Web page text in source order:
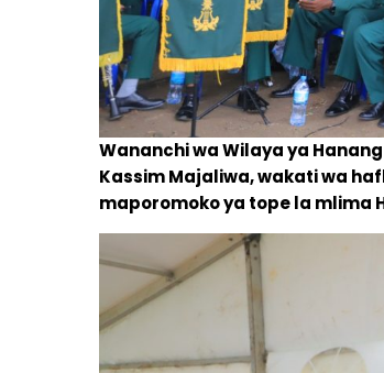
Wananchi wa Wilaya ya
Kassim Majaliwa, wakati wa
maporomoko ya tope la mlima